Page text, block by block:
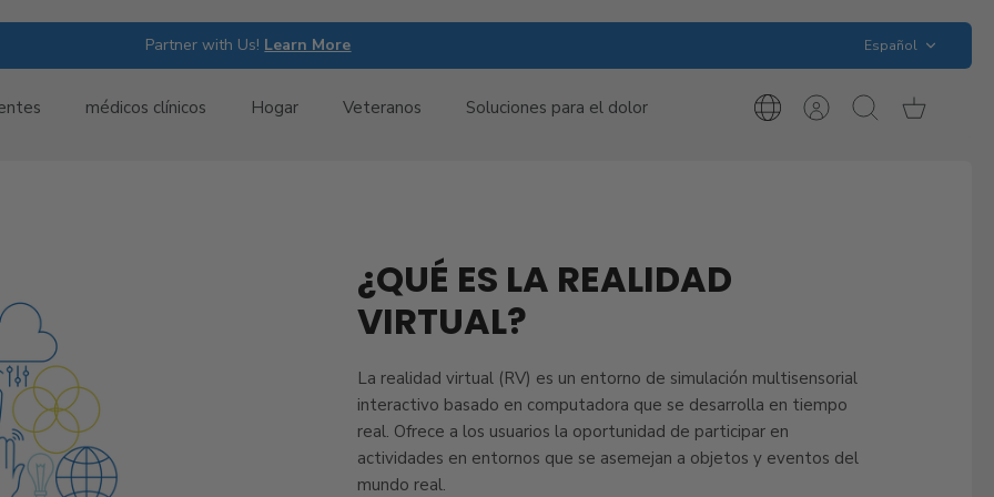
Partner with Us! Learn More Español
médicos clínicos Hogar Veteranos Soluciones para el dolor
InternationalCuenta Buscar Carrito
¿QUÉ ES LA REALIDAD
VIRTUAL?
La realidad virtual (RV) es un entorno de simulación multisensorial
interactivo basado en computadora que se desarrolla en tiempo
real. Ofrece a los usuarios la oportunidad de participar en
actividades en entornos que se asemejan a objetos y eventos del
mundo real.